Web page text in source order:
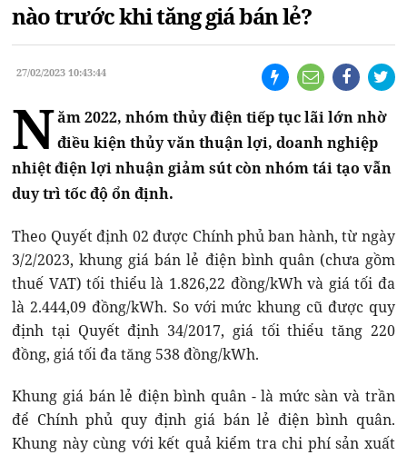
nào trước khi tăng giá bán lẻ?
27/02/2023 10:43:44
Năm 2022, nhóm thủy điện tiếp tục lãi lớn nhờ
điều kiện thủy văn thuận lợi, doanh nghiệp
nhiệt điện lợi nhuận giảm sút còn nhóm tái tạo vẫn
duy trì tốc độ ổn định.
Theo Quyết định 02 được Chính phủ ban hành, từ ngày
3/2/2023, khung giá bán lẻ điện bình quân (chưa gồm
thuế VAT) tối thiểu là 1.826,22 đồng/kWh và giá tối đa
là 2.444,09 đồng/kWh. So với mức khung cũ được quy
định tại Quyết định 34/2017, giá tối thiểu tăng 220
đồng, giá tối đa tăng 538 đồng/kWh.
Khung giá bán lẻ điện bình quân - là mức sàn và trần
để Chính phủ quy định giá bán lẻ điện bình quân.
Khung này cùng với kết quả kiểm tra chi phí sản xuất